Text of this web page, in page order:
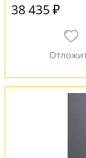
38 435 ₽